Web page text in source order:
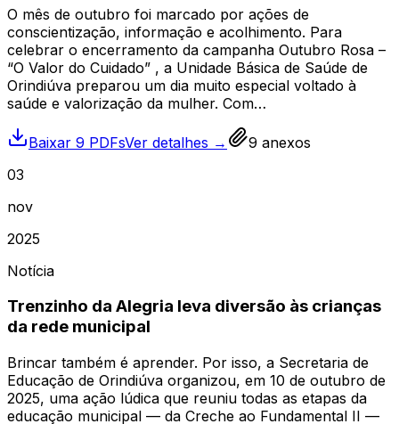
O mês de outubro foi marcado por ações de
conscientização, informação e acolhimento. Para
celebrar o encerramento da campanha Outubro Rosa –
“O Valor do Cuidado” , a Unidade Básica de Saúde de
Orindiúva preparou um dia muito especial voltado à
saúde e valorização da mulher. Com…
Baixar 9 PDFsVer detalhes → 9 anexos
03
nov
2025
Notícia
Trenzinho da Alegria leva diversão às crianças
da rede municipal
Brincar também é aprender. Por isso, a Secretaria de
Educação de Orindiúva organizou, em 10 de outubro de
2025, uma ação lúdica que reuniu todas as etapas da
educação municipal — da Creche ao Fundamental II —